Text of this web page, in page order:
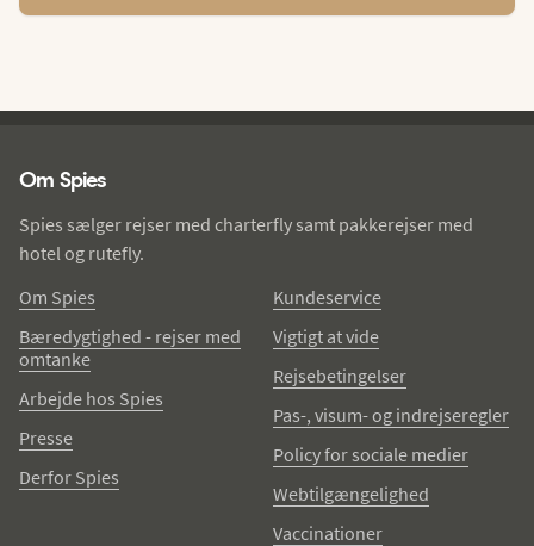
Om Spies
Spies sælger rejser med charterfly samt pakkerejser med
hotel og rutefly.
Om Spies
Bæredygtighed - rejser med
omtanke
Arbejde hos Spies
Presse
Derfor Spies
Kundeservice
Vigtigt at vide
Rejsebetingelser
Pas-, visum- og indrejseregler
Policy for sociale medier
Webtilgængelighed
Vaccinationer